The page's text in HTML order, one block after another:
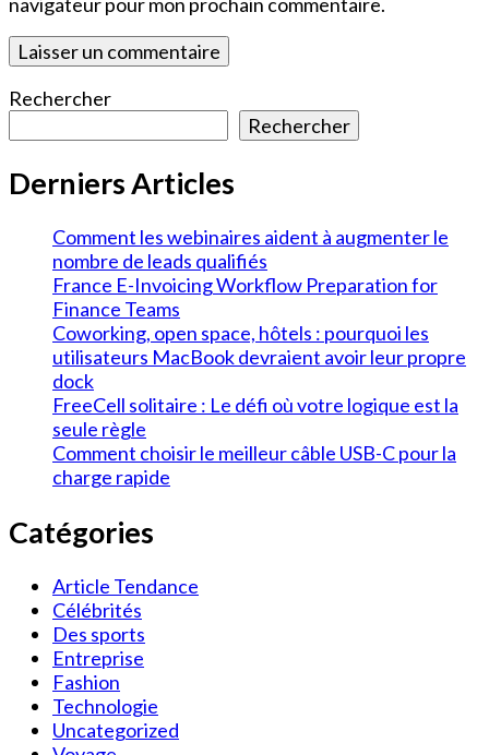
Rechercher
Rechercher
Derniers Articles
Comment les webinaires aident à augmenter le
nombre de leads qualifiés
France E-Invoicing Workflow Preparation for
Finance Teams
Coworking, open space, hôtels : pourquoi les
utilisateurs MacBook devraient avoir leur propre
dock
FreeCell solitaire : Le défi où votre logique est la
seule règle
Comment choisir le meilleur câble USB-C pour la
charge rapide
Catégories
Article Tendance
Célébrités
Des sports
Entreprise
Fashion
Technologie
Uncategorized